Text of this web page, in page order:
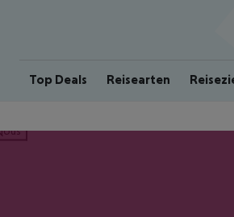
Top Deals Reisearten